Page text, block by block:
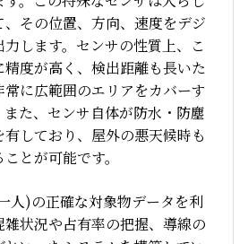
その位置、方向、速度をデジ
します。センサの性質上、こ
度が高く、検出距離も長いた
に広範囲のエリアをカバーす
た、センサ自体が防水・防塵
しており、屋外の悪天候時も
とが可能です。
人)の正確な対象物データを利
状況や占有率の把握、導線の